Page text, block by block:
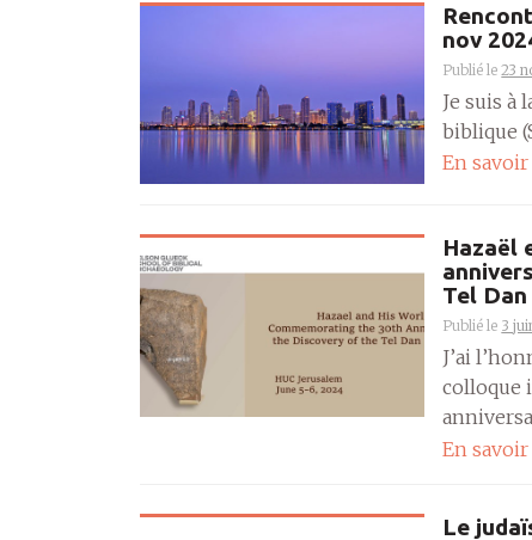
nov
Publié le23
Je suis à
biblique
En
Hazaël
Tel Dan
Publié le 3
J’ai
colloque
En
Le